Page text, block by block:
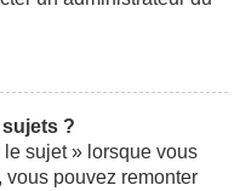
?
sujet » lorsque vous
vous pouvez remonter